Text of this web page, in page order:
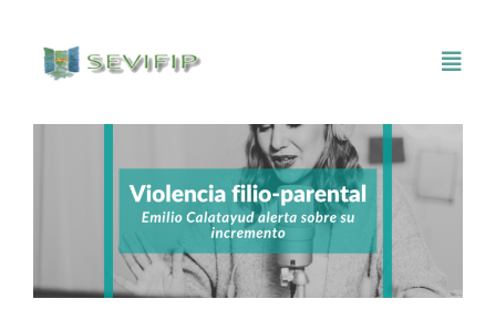
contenido
Asociarse